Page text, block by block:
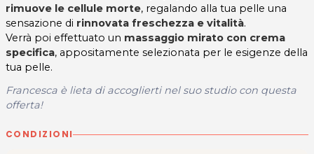
rimuove le cellule morte, regalando alla tua pelle una
sensazione di rinnovata freschezza e vitalità.
Verrà poi effettuato un massaggio mirato con crema
specifica, appositamente selezionata per le esigenze della
tua pelle.
Francesca è lieta di accoglierti nel suo studio con questa
offerta!
CONDIZIONI